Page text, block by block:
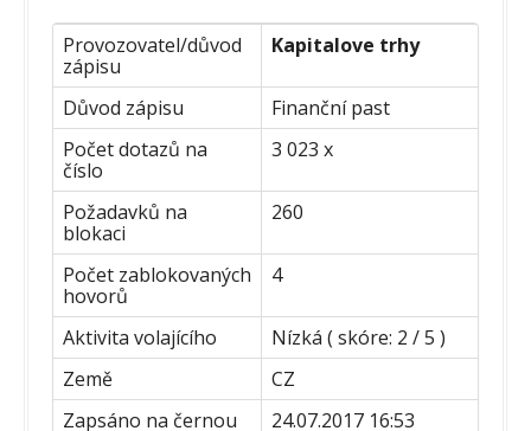
Provozovatel/důvod
zápisu
Kapitalove trhy
Důvod zápisu
Finanční past
Počet dotazů na
číslo
3 023 x
Požadavků na
blokaci
260
Počet zablokovaných
hovorů
4
Aktivita volajícího
Nízká ( skóre: 2 / 5 )
Země
CZ
Zapsáno na černou
24.07.2017 16:53